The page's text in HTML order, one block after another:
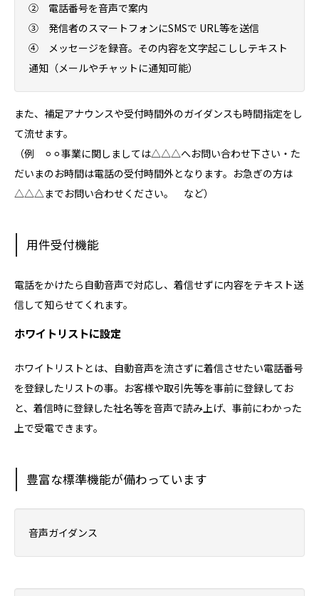
② 電話番号を音声で案内
③ 発信者のスマートフォンにSMSで URL等を送信
④ メッセージを録音。その内容を文字起こししテキスト
通知（メールやチャットに通知可能）
また、補足アナウンスや受付時間外のガイダンスも時間指定をし
て流せます。
（例 ⚪︎⚪︎事業に関しましては△△△へお問い合わせ下さい・た
だいまのお時間は電話の受付時間外となります。お急ぎの方は
△△△までお問い合わせください。 など）
用件受付機能
電話をかけたら自動音声で対応し、着信せずに内容をテキスト送
信して知らせてくれます。
ホワイトリストに設定
ホワイトリストとは、自動音声を流さずに着信させたい電話番号
を登録したリストの事。お客様や取引先等を事前に登録してお
と、着信時に登録した社名等を音声で読み上げ、事前にわかった
上で受電できます。
豊富な標準機能が備わっています
音声ガイダンス